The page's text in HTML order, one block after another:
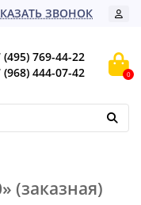
ЗВОНОК
(495) 769-44-22
(968) 444-07-42
0
(заказная)